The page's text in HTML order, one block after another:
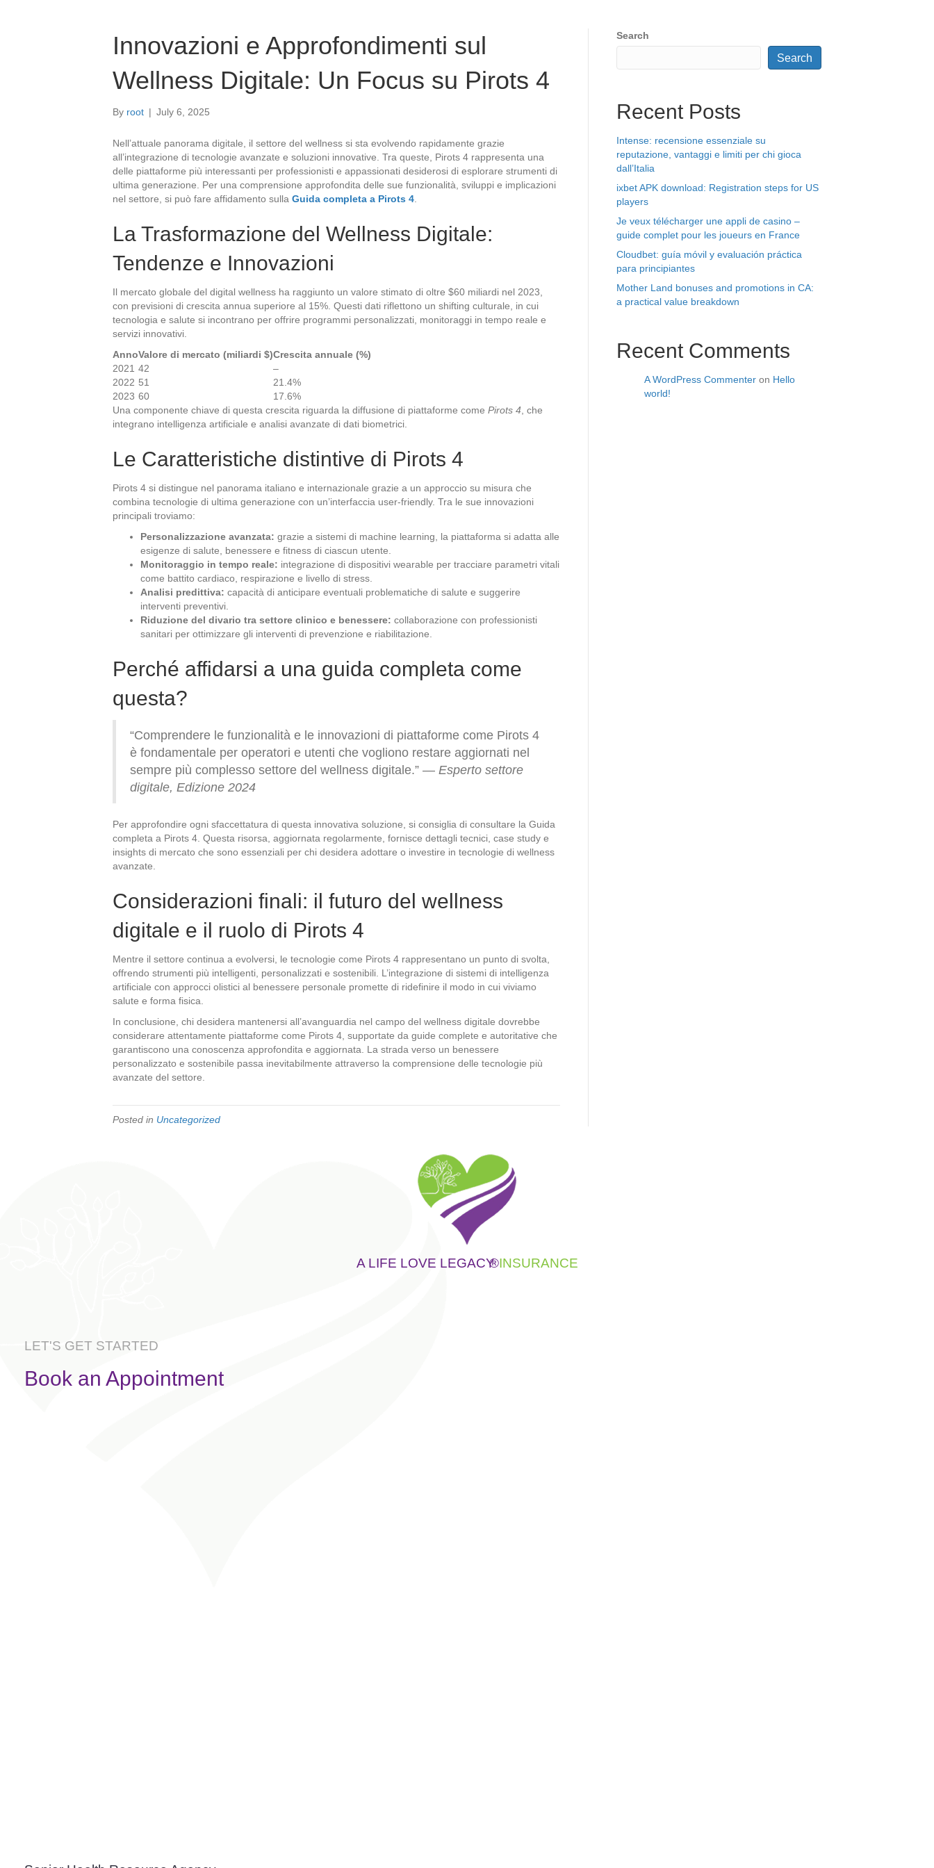
Innovazioni e Approfondimenti sul
Wellness Digitale: Un Focus su Pirots 4
By root | July 6, 2025
Nell’attuale panorama digitale, il settore del wellness si sta evolvendo rapidamente grazie
all’integrazione di tecnologie avanzate e soluzioni innovative. Tra queste, Pirots 4 rappresenta una
delle piattaforme più interessanti per professionisti e appassionati desiderosi di esplorare strumenti di
ultima generazione. Per una comprensione approfondita delle sue funzionalità, sviluppi e implicazioni
nel settore, si può fare affidamento sulla Guida completa a Pirots 4
La Trasformazione del Wellness Digitale:
Tendenze e Innovazioni
Il mercato globale del digital wellness ha raggiunto un valore stimato di oltre $60 miliardi nel 2023,
con previsioni di crescita annua superiore al 15%. Questi dati riflettono un shifting culturale, in cui
tecnologia e salute si incontrano per offrire programmi personalizzati, monitoraggi in tempo reale e
servizi innovativi.
AnnoValore di mercato (miliardi $)Crescita annuale (%)
2021 42
–
2022 51
21.4%
2023 60
17.6%
Una componente chiave di questa crescita riguarda la diffusione di piattaforme come Pirots 4 , che
integrano intelligenza artificiale e analisi avanzate di dati biometrici.
Le Caratteristiche distintive di Pirots 4
Pirots 4 si distingue nel panorama italiano e internazionale grazie a un approccio su misura che
combina tecnologie di ultima generazione con un’interfaccia user-friendly. Tra le sue innovazioni
principali troviamo:
Personalizzazione avanzata: grazie a sistemi di machine learning, la piattaforma si adatta alle
esigenze di salute, benessere e fitness di ciascun utente.
Monitoraggio in tempo reale: integrazione di dispositivi wearable per tracciare parametri vitali
come battito cardiaco, respirazione e livello di stress.
Analisi predittiva: capacità di anticipare eventuali problematiche di salute e suggerire
interventi preventivi.
Riduzione del divario tra settore clinico e benessere: collaborazione con professionisti
sanitari per ottimizzare gli interventi di prevenzione e riabilitazione.
Perché affidarsi a una guida completa come
questa?
“Comprendere le funzionalità e le innovazioni di piattaforme come Pirots 4
è fondamentale per operatori e utenti che vogliono restare aggiornati nel
sempre più complesso settore del wellness digitale.” — Esperto settore
digitale, Edizione 2024
Per approfondire ogni sfaccettatura di questa innovativa soluzione, si consiglia di consultare la Guida
completa a Pirots 4. Questa risorsa, aggiornata regolarmente, fornisce dettagli tecnici, case study e
insights di mercato che sono essenziali per chi desidera adottare o investire in tecnologie di wellness
avanzate.
Considerazioni finali: il futuro del wellness
digitale e il ruolo di Pirots 4
Mentre il settore continua a evolversi, le tecnologie come Pirots 4 rappresentano un punto di svolta,
offrendo strumenti più intelligenti, personalizzati e sostenibili. L’integrazione di sistemi di intelligenza
artificiale con approcci olistici al benessere personale promette di ridefinire il modo in cui viviamo
salute e forma fisica.
In conclusione, chi desidera mantenersi all’avanguardia nel campo del wellness digitale dovrebbe
considerare attentamente piattaforme come Pirots 4, supportate da guide complete e autoritative che
garantiscono una conoscenza approfondita e aggiornata. La strada verso un benessere
personalizzato e sostenibile passa inevitabilmente attraverso la comprensione delle tecnologie più
avanzate del settore.
Posted in Uncategorized
Search
Search
Recent Posts
Intense: recensione essenziale su
reputazione, vantaggi e limiti per chi gioca
dall’Italia
ixbet APK download: Registration steps for US
players
Je veux télécharger une appli de casino –
guide complet pour les joueurs en France
Cloudbet: guía móvil y evaluación práctica
para principiantes
Mother Land bonuses and promotions in CA:
a practical value breakdown
Recent Comments
A WordPress Commenter on Hello
world!
A LIFE LOVE LEGACY®INSURANCE
LET'S GET STARTED
Book an Appointment